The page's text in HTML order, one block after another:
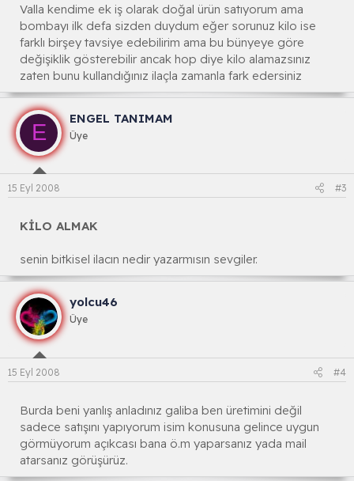
Valla kendime ek iş olarak doğal ürün satıyorum ama
bombayı ilk defa sizden duydum eğer sorunuz kilo ise
farklı birşey tavsiye edebilirim ama bu bünyeye göre
değişiklik gösterebilir ancak hop diye kilo alamazsınız
zaten bunu kullandığınız ilaçla zamanla fark edersiniz
E
ENGEL TANIMAM
Üye
15 Eyl 2008 #3
KİLO ALMAK
senin bitkisel ilacın nedir yazarmısın sevgiler.
yolcu46
Üye
15 Eyl 2008 #4
Burda beni yanlış anladınız galiba ben üretimini değil
sadece satışını yapıyorum isim konusuna gelince uygun
görmüyorum açıkcası bana ö.m yaparsanız yada mail
atarsanız görüşürüz.